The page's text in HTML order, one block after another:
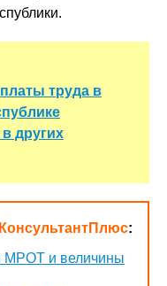
труда в
других
КонсультантПлюс:
МРОТ и величины